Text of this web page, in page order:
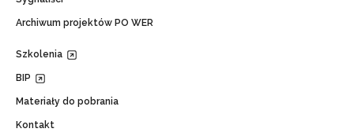
Archiwum projektów PO WER
Szkolenia
BIP
Materiały do pobrania
Kontakt